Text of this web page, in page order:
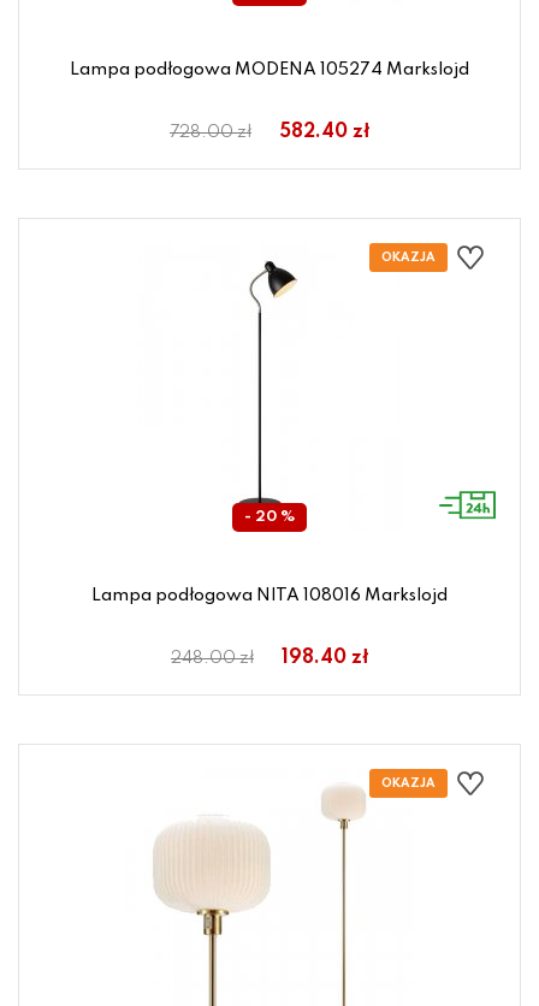
Lampa podłogowa MODENA 105274 Markslojd
728.00 zł 582.40 zł
- 20 %
Lampa podłogowa NITA 108016 Markslojd
248.00 zł 198.40 zł